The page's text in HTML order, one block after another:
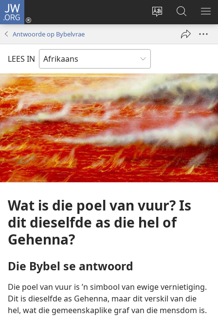
JW.ORG
Verander
Meld
aan
venster
Soek
op
JW.ORG
Antwoorde op Bybelvrae
LEES IN
Wat is die poel van vuur? Is
dit dieselfde as die hel of
Gehenna?
Die Bybel se antwoord
Die poel van vuur is ’n simbool van ewige vernietiging.
Dit is dieselfde as Gehenna, maar dit verskil van die
hel, wat die gemeenskaplike graf van die mensdom is.